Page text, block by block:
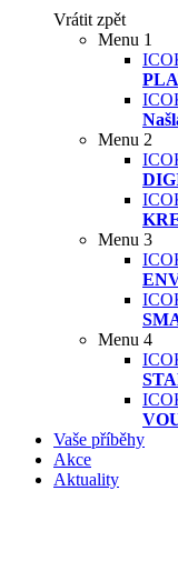
Vrátit zpět
Menu 1
Menu 2
Menu 3
Menu 4
Vaše příběhy
Akce
Aktuality